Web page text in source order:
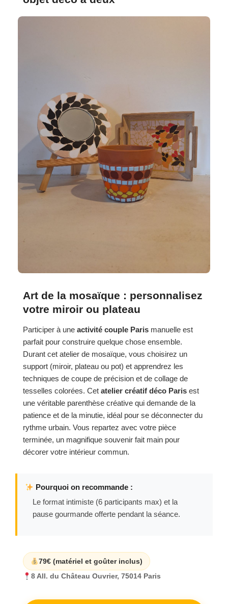
Art de la mosaïque : personnalisez
votre miroir ou plateau
Participer à une activité couple Paris manuelle est
parfait pour construire quelque chose ensemble.
Durant cet atelier de mosaïque, vous choisirez un
support (miroir, plateau ou pot) et apprendrez les
techniques de coupe de précision et de collage de
tesselles colorées. Cet atelier créatif déco Paris est
une véritable parenthèse créative qui demande de la
patience et de la minutie, idéal pour se déconnecter du
rythme urbain. Vous repartez avec votre pièce
terminée, un magnifique souvenir fait main pour
décorer votre intérieur commun.
Pourquoi on recommande :
Le format intimiste (6 participants max) et la
pause gourmande offerte pendant la séance.
79€ (matériel et goûter inclus)
8 All. du Château Ouvrier, 75014 Paris